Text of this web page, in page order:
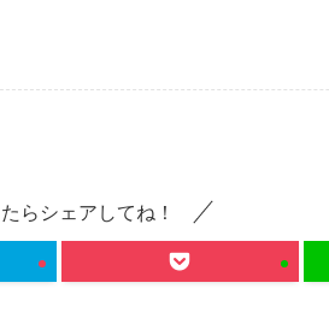
らシェアしてね！